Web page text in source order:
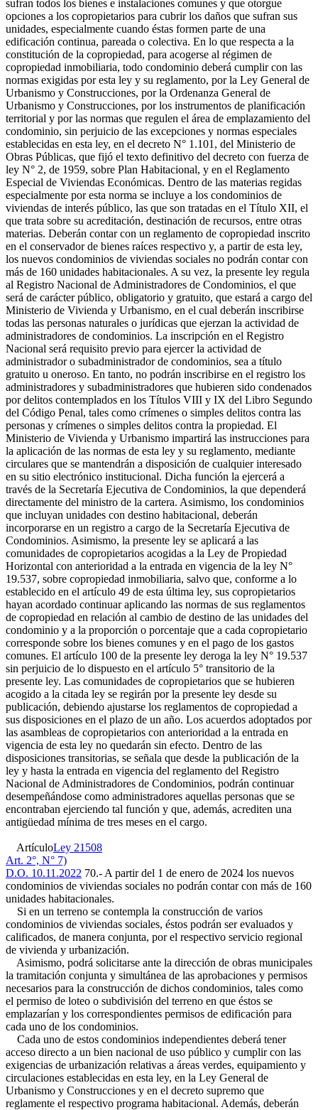
sufran todos los bienes e instalaciones comunes y que otorgue
opciones a los copropietarios para cubrir los daños que sufran sus
unidades, especialmente cuando éstas formen parte de una
edificación continua, pareada o colectiva. En lo que respecta a la
constitución de la copropiedad, para acogerse al régimen de
copropiedad inmobiliaria, todo condominio deberá cumplir con las
normas exigidas por esta ley y su reglamento, por la Ley General de
Urbanismo y Construcciones, por la Ordenanza General de
Urbanismo y Construcciones, por los instrumentos de planificación
territorial y por las normas que regulen el área de emplazamiento del
condominio, sin perjuicio de las excepciones y normas especiales
establecidas en esta ley, en el decreto N° 1.101, del Ministerio de
Obras Públicas, que fijó el texto definitivo del decreto con fuerza de
ley N° 2, de 1959, sobre Plan Habitacional, y en el Reglamento
Especial de Viviendas Económicas. Dentro de las materias regidas
especialmente por esta norma se incluye a los condominios de
viviendas de interés público, las que son tratadas en el Título XII, el
que trata sobre su acreditación, destinación de recursos, entre otras
materias. Deberán contar con un reglamento de copropiedad inscrito
en el conservador de bienes raíces respectivo y, a partir de esta ley,
los nuevos condominios de viviendas sociales no podrán contar con
más de 160 unidades habitacionales. A su vez, la presente ley regula
al Registro Nacional de Administradores de Condominios, el que
será de carácter público, obligatorio y gratuito, que estará a cargo del
Ministerio de Vivienda y Urbanismo, en el cual deberán inscribirse
todas las personas naturales o jurídicas que ejerzan la actividad de
administradores de condominios. La inscripción en el Registro
Nacional será requisito previo para ejercer la actividad de
administrador o subadministrador de condominios, sea a título
gratuito u oneroso. En tanto, no podrán inscribirse en el registro los
administradores y subadministradores que hubieren sido condenados
por delitos contemplados en los Títulos VIII y IX del Libro Segundo
del Código Penal, tales como crímenes o simples delitos contra las
personas y crímenes o simples delitos contra la propiedad. El
Ministerio de Vivienda y Urbanismo impartirá las instrucciones para
la aplicación de las normas de esta ley y su reglamento, mediante
circulares que se mantendrán a disposición de cualquier interesado
en su sitio electrónico institucional. Dicha función la ejercerá a
través de la Secretaría Ejecutiva de Condominios, la que dependerá
directamente del ministro de la cartera. Asimismo, los condominios
que incluyan unidades con destino habitacional, deberán
incorporarse en un registro a cargo de la Secretaría Ejecutiva de
Condominios. Asimismo, la presente ley se aplicará a las
comunidades de copropietarios acogidas a la Ley de Propiedad
Horizontal con anterioridad a la entrada en vigencia de la ley N°
19.537, sobre copropiedad inmobiliaria, salvo que, conforme a lo
establecido en el artículo 49 de esta última ley, sus copropietarios
hayan acordado continuar aplicando las normas de sus reglamentos
de copropiedad en relación al cambio de destino de las unidades del
condominio y a la proporción o porcentaje que a cada copropietario
corresponde sobre los bienes comunes y en el pago de los gastos
comunes. El artículo 100 de la presente ley deroga la ley N° 19.537
sin perjuicio de lo dispuesto en el artículo 5° transitorio de la
presente ley. Las comunidades de copropietarios que se hubieren
acogido a la citada ley se regirán por la presente ley desde su
publicación, debiendo ajustarse los reglamentos de copropiedad a
sus disposiciones en el plazo de un año. Los acuerdos adoptados por
las asambleas de copropietarios con anterioridad a la entrada en
vigencia de esta ley no quedarán sin efecto. Dentro de las
disposiciones transitorias, se señala que desde la publicación de la
ley y hasta la entrada en vigencia del reglamento del Registro
Nacional de Administradores de Condominios, podrán continuar
desempeñándose como administradores aquellas personas que se
encontraban ejerciendo tal función y que, además, acrediten una
antigüedad mínima de tres meses en el cargo.
ArtículoLey 21508
Art. 2°, N° 7)
D.O. 10.11.2022 70.- A partir del 1 de enero de 2024 los nuevos
condominios de viviendas sociales no podrán contar con más de 160
unidades habitacionales.
Si en un terreno se contempla la construcción de varios
condominios de viviendas sociales, éstos podrán ser evaluados y
calificados, de manera conjunta, por el respectivo servicio regional
de vivienda y urbanización.
Asimismo, podrá solicitarse ante la dirección de obras municipales
la tramitación conjunta y simultánea de las aprobaciones y permisos
necesarios para la construcción de dichos condominios, tales como
el permiso de loteo o subdivisión del terreno en que éstos se
emplazarían y los correspondientes permisos de edificación para
cada uno de los condominios.
Cada uno de estos condominios independientes deberá tener
acceso directo a un bien nacional de uso público y cumplir con las
exigencias de urbanización relativas a áreas verdes, equipamiento y
circulaciones establecidas en esta ley, en la Ley General de
Urbanismo y Construcciones y en el decreto supremo que
reglamente el respectivo programa habitacional. Además, deberán